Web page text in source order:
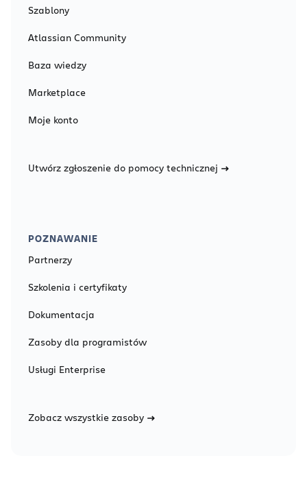
Szablony
Atlassian Community
Baza wiedzy
Marketplace
Moje konto
Utwórz zgłoszenie do pomocy technicznej
POZNAWANIE
Partnerzy
Szkolenia i certyfikaty
Dokumentacja
Zasoby dla programistów
Usługi Enterprise
Zobacz wszystkie zasoby